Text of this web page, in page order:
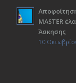
ΜΑSTER
Άσκησης
10